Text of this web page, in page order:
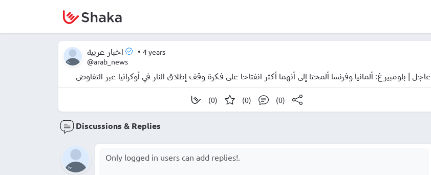
اخبار عربية • 4 years
@arab_news
عاجل | بلومبيرغ: ألمانيا وفرنسا ألمحتا إلى أنهما أكثر انفتاحا على فكرة وقف إطلاق النار في أوكرانيا عبر التفاوض
(0) (0) (0)
Discussions & Replies